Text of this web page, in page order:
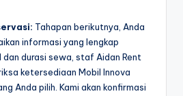
Tahapan berikutnya, Anda
informasi yang lengkap
durasi sewa, staf Aidan Rent
ketersediaan Mobil Innova
Anda pilih. Kami akan konfirmasi